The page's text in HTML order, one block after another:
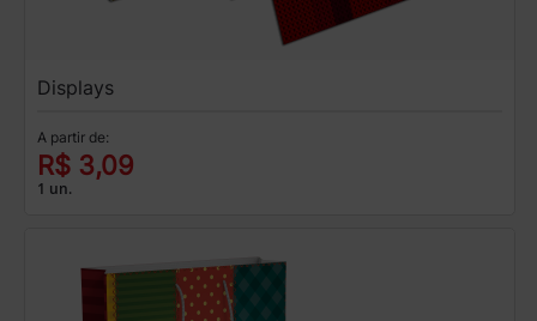
Displays
A partir de:
R$ 3,09
1 un.